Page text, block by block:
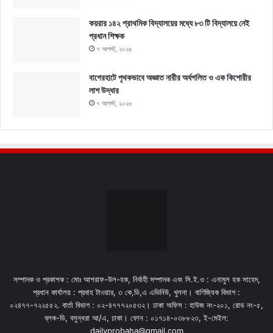
কয়রার ১৪২ প্রাথমিক বিদ্যালয়ের মধ্যে ৮৩ টি বিদ্যালয়ে নেই
প্রধান শিক্ষক
৭ আগস্ট, ২০২৬
বাগেরহাটে পৃথকভাবে অজ্ঞাত নারীর অর্ধগলিত ও এক কিশোরীর
লাশ উদ্ধার
৭ আগস্ট, ২০২৬
সম্পাদক ও প্রকাশক : মোঃ আশরাফ-উল-হক, নির্বাহী সম্পাদক এবং সি.ই.ও : এনামুল হক সাহেদ,
প্রধান কার্যালয় : প্রবাহ টাওয়ার, ৩ কে,ডি,এ এভিনিউ, খুলনা। বাণিজ্যিক বিভাগ :
০২৪৭৭-৭২২৫৫২. বার্তা বিভাগ : ০২-৪৭৭৭২০৫৩২। ঢাকা অফিস : হাউজ নং-২০১, রোড নং-৫,
ব্লক-ডি, বসুন্ধরা আ/এ, ঢাকা। ফোন : ০১৭১৪-০৩৮৮২৩, ই-মেইল:
dailyprobaha@gmail.com